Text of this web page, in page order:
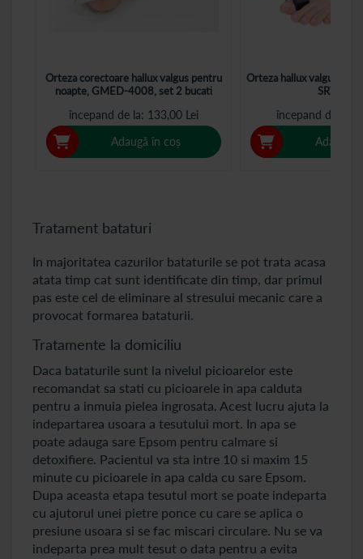
Orteza corectoare hallux valgus pentru
noapte, GMED-4008, set 2 bucati
începand de la 133,00 Lei
Adaugă în coș
Orteza hallux valgus,
SRT 301
începand de la
Adaugă
Tratament bataturi
In majoritatea cazurilor bataturile se pot trata acasa
atata timp cat sunt identificate din timp, dar primul
pas este cel de eliminare al stresului mecanic care a
provocat formarea bataturii.
Tratamente la domiciliu
Daca bataturile sunt la nivelul picioarelor este
recomandat sa stati cu picioarele in apa calduta
pentru a inmuia pielea ingrosata. Acest lucru ajuta la
indepartarea usoara a tesutului mort. In apa se
poate adauga sare Epsom pentru calmare si
detoxifiere. Pacientul va sta intre 10 si maxim 15
minute cu picioarele in apa calda cu sare Epsom.
Dupa aceasta etapa tesutul mort se poate indeparta
cu ajutorul unei pietre ponce cu care se aplica o
presiune usoara si se fac miscari circulare. Nu se va
indeparta prea mult tesut o data pentru a evita